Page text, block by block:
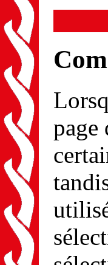
page